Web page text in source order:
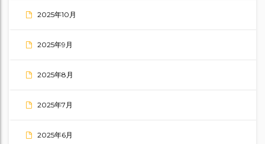
2025年10月
2025年9月
2025年8月
2025年7月
2025年6月